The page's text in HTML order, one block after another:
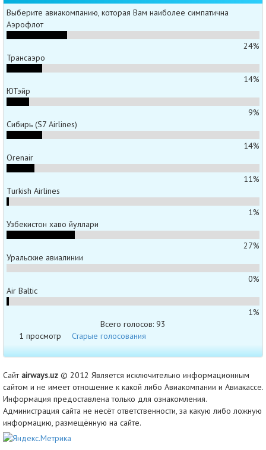
Выберите авиакомпанию, которая Вам наиболее симпатична
Аэрофлот
24%
Трансаэро
14%
ЮТэйр
9%
Сибирь (S7 Airlines)
14%
Orenair
11%
Turkish Airlines
1%
Узбекистон хаво йуллари
27%
Уральские авиалинии
0%
Air Baltic
1%
Всего голосов: 93
1 просмотр
Старые голосования
Сайтairways.uz © 2012 Является исключительно информационным
сайтом и не имеет отношение к какой либо Авиакомпании и Авиакассе.
Информация предоставлена только для ознакомления.
Администрация сайта не несёт ответственности, за какую либо ложную
информацию, размещённую на сайте.